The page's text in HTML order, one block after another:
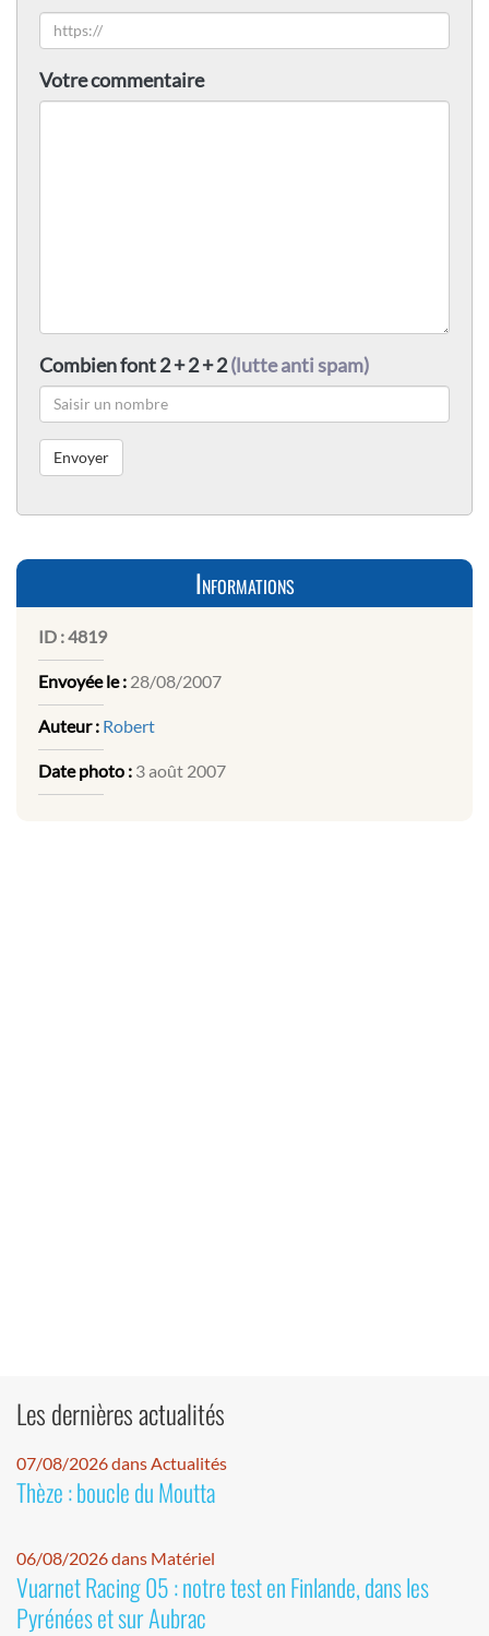
Votre commentaire
Combien font 2 + 2 + 2(lutte anti spam)
Informations
ID :4819
Envoyée le : 28/08/2007
Auteur : Robert
Date photo : 3 août 2007
Les dernières actualités
07/08/2026 dans Actualités
Thèze : boucle du Moutta
06/08/2026 dans Matériel
Vuarnet Racing 05 : notre test en Finlande, dans les
Pyrénées et sur Aubrac